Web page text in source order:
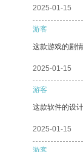
2025-01-15
游客
这款游戏的剧
2025-01-15
游客
这款软件的设
2025-01-15
游客